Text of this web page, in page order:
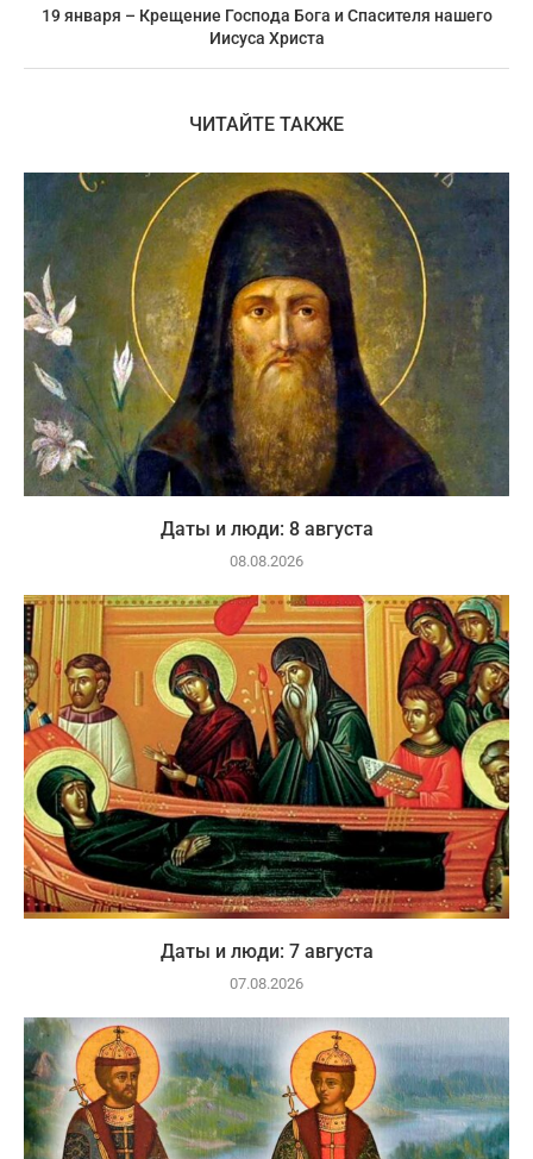
19 января – Крещение Господа Бога и Спасителя нашего
Иисуса Христа
ЧИТАЙТЕ ТАКЖЕ
Даты и люди: 8 августа
08.08.2026
Даты и люди: 7 августа
07.08.2026